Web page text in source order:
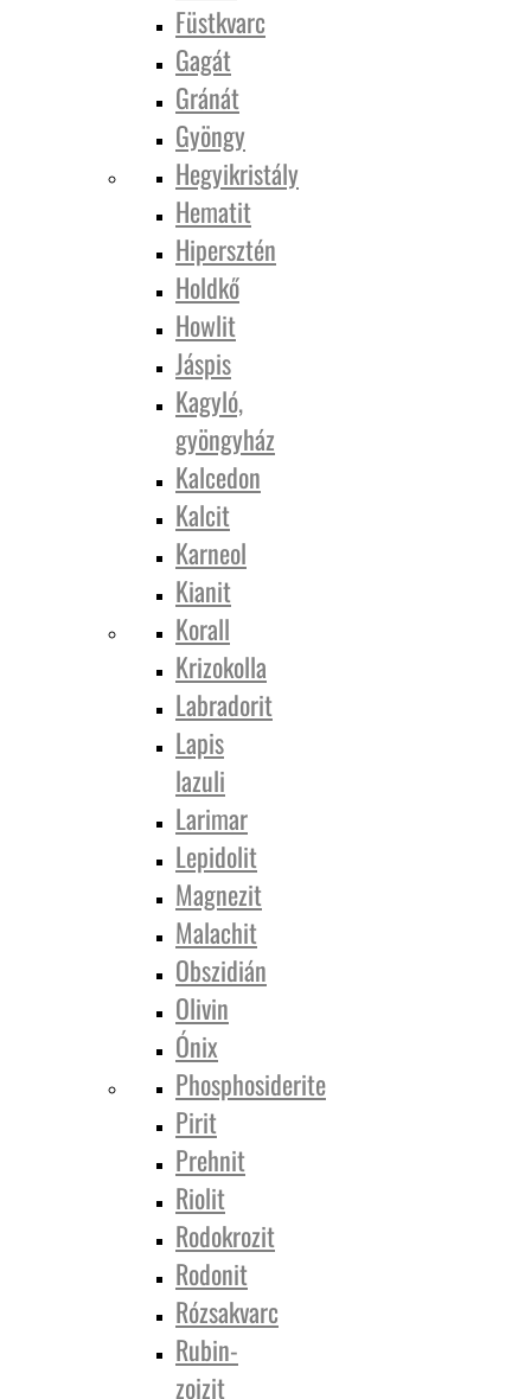
Füstkvarc
Gagát
Gránát
Gyöngy
Hegyikristály
Hematit
Hipersztén
Holdkő
Howlit
Jáspis
Kagyló,
gyöngyház
Kalcedon
Kalcit
Karneol
Kianit
Korall
Krizokolla
Labradorit
Lapis
lazuli
Larimar
Lepidolit
Magnezit
Malachit
Obszidián
Olivin
Ónix
Phosphosiderite
Pirit
Prehnit
Riolit
Rodokrozit
Rodonit
Rózsakvarc
Rubin-
zoizit